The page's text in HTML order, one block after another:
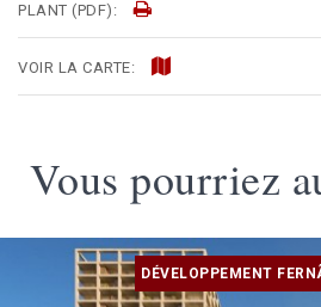
PLANT (PDF):
VOIR LA CARTE:
Vous pourriez
DÉVELOPPEMENT